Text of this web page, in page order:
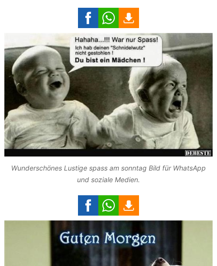
Wunderschönes Lustige spass am sonntag Bild für WhatsApp
und soziale Medien.